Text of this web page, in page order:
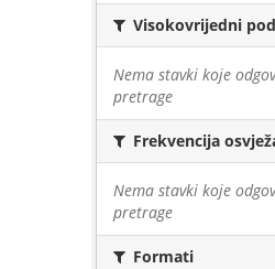
Visokovrijedni
Nema stavki koje
pretrage
Frekvencija
Nema stavki koje
pretrage
Formati